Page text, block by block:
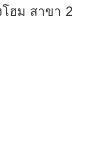
ฮม สาขา 2